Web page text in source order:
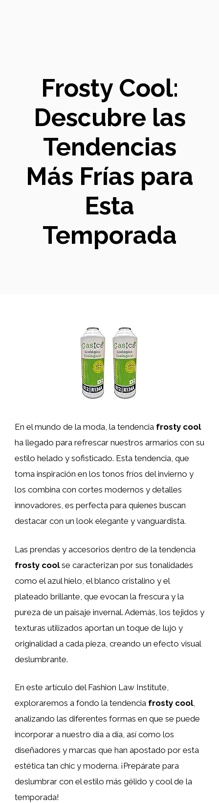
Frosty Cool:
Descubre las
Tendencias
Más Frías para
Esta
Temporada
En el mundo de la moda, la tendencia frosty cool
ha llegado para refrescar nuestros armarios con su
estilo helado y sofisticado. Esta tendencia, que
toma inspiración en los tonos fríos del invierno y
los combina con cortes modernos y detalles
innovadores, es perfecta para quienes buscan
destacar con un look elegante y vanguardista.
Las prendas y accesorios dentro de la tendencia
frosty coolse caracterizan por sus tonalidades
como el azul hielo, el blanco cristalino y el
plateado brillante, que evocan la frescura y la
pureza de un paisaje invernal. Además, los tejidos y
texturas utilizados aportan un toque de lujo y
originalidad a cada pieza, creando un efecto visual
deslumbrante.
En este artículo del Fashion Law Institute,
exploraremos a fondo la tendencia frosty cool,
analizando las diferentes formas en que se puede
incorporar a nuestro día a día, así como los
diseñadores y marcas que han apostado por esta
estética tan chic y moderna. ¡Prepárate para
deslumbrar con el estilo más gélido y cool de la
temporada!